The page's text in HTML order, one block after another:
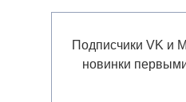
Подписчики VK и
новинки